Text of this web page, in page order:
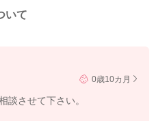
いて
0歳10カ月
談させて下さい。